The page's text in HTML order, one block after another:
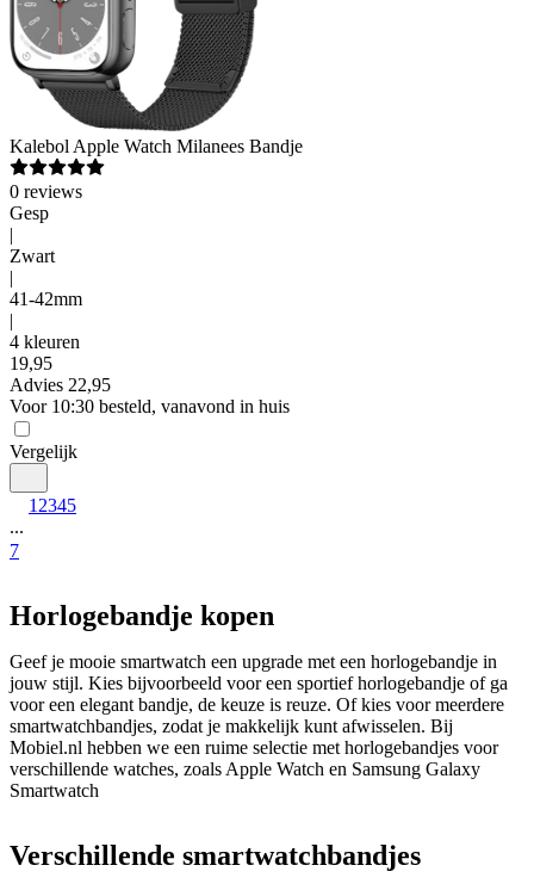
Kalebol Apple Watch Milanees Bandje
0 reviews
Gesp
|
Zwart
|
41-42mm
|
4 kleuren
19,95
Advies 22,95
Voor 10:30 besteld, vanavond in huis
Vergelijk
1 2345
...
7
Horlogebandje kopen
Geef je mooie smartwatch een upgrade met een horlogebandje in
jouw stijl. Kies bijvoorbeeld voor een sportief horlogebandje of ga
voor een elegant bandje, de keuze is reuze. Of kies voor meerdere
smartwatchbandjes, zodat je makkelijk kunt afwisselen. Bij
Mobiel.nl hebben we een ruime selectie met horlogebandjes voor
verschillende watches, zoals Apple Watch en Samsung Galaxy
Smartwatch
Verschillende smartwatchbandjes